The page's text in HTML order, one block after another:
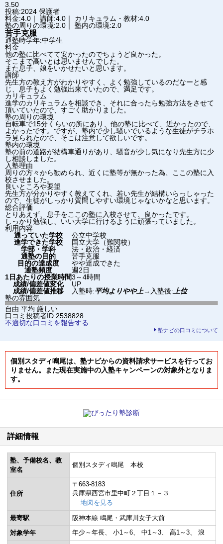
3.50
投稿:2024 保護者
料金:4.0｜ 講師:4.0｜ カリキュラム・教材:4.0
塾の周りの環境:2.0｜ 塾内の環境:2.0
苦手克服
通塾時学年:中学生
料金
他の塾に比べてて安かったのでちょうど良かった。
そこまで高いとは思いませんでした。
また息子、娘をいかせたいと思います。
講師
先生方の教え方がわかりやすく、よく勉強しているのだなーと感
じ、息子もよく勉強出来ていたので、満足です。
カリキュラム
進学のカリキュラムを相談でき、それに合ったら勉強方法をさせて
頂いていたので、すごく助かりました。
塾の周りの環境
自転車で15分くらいの所にあり、他の塾に比べて、近かったので、
よかったです。ですが、塾内で少し騒いでいるような生徒がチラホ
ラ見られたので、そこは注意して欲しいです。
塾内の環境
塾の前の道路が結構車通りがあり、騒音が少し気になり先生方に少
し相談しました。
入塾理由
周りの方々から勧められ、近くに塾等が無かった為、ここの塾に入
校させました。
良いところや要望
先生方が分かりやすく教えてくれ、若い先生が結構いらっしゃった
ので、生徒がしっかり質問しやすい環境じゃないかなと思います。
総合評価
とりあえず、息子をここの塾に入校させて、良かったです。
しっかり勉強し、いい大学に行けるように頑張っていました。
利用内容
通っていた学校
公立中学校
進学できた学校
国立大学（難関校）
学部・学科
法・政治・経済
通塾の目的
苦手克服
目的の達成度
やや達成できた
通塾頻度
週2日
1日あたりの授業時間3～4時間
成績/偏差値変化
UP
成績/偏差値推移
入塾時:平均よりやや上→ 入塾後:上位
塾の雰囲気
自由 平均 厳しい
口コミ投稿者ID:2538828
不適切な口コミを報告する
塾ナビの口コミについて
個別スタディ鳴尾は、塾ナビからの資料請求サービスを行ってお
りません。また現在実施中の入塾キャンペーンの対象外となりま
す。
詳細情報
塾、予備校名、教
室名
個別スタディ鳴尾 本校
住所
〒663-8183
兵庫県西宮市里中町２丁目１－３
地図を見る
最寄駅
阪神本線 鳴尾・武庫川女子大前
対象学年
年少～年長 小1～6 中1～3 高1～3 浪